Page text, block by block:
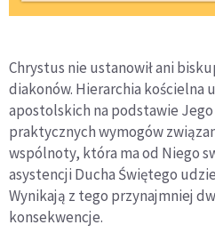
Chrystus nie ustanowił ani
diakonów. Hierarchia kościelna
apostolskich na podstawie
praktycznych wymogów
wspólnoty, która ma od Niego
asystencji Ducha Świętego
Wynikają z tego przynajmniej
konsekwencje.